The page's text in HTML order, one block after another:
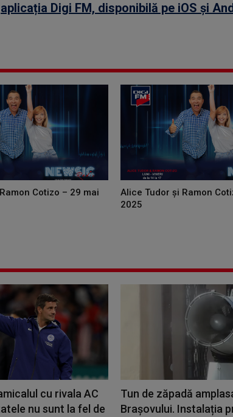
aplicația Digi FM, disponibilă pe iOS și
Cotizo – 29 mai
Alice Tudor și Ramon
2025
cu rivala AC
nu sunt la fel de
Tun de zăpadă
Brașovului. Instalația